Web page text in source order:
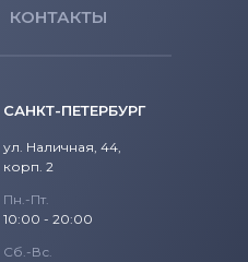
КОНТАКТЫ
САНКТ-ПЕТЕРБУРГ
ул. Наличная, 44,
корп. 2
Пн.-Пт.
10:00 - 20:00
Сб.-Вс.